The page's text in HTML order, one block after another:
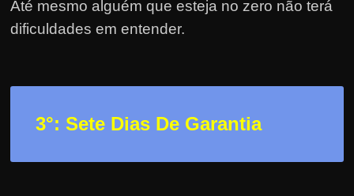
a
i
Até mesmo alguém que esteja no zero não terá
dificuldades em entender.
3°: Sete Dias De Garantia